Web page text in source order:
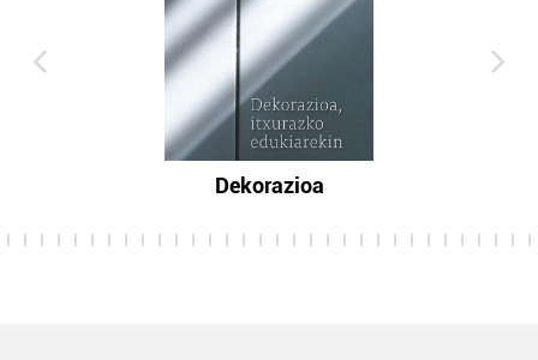
Dekorazioa